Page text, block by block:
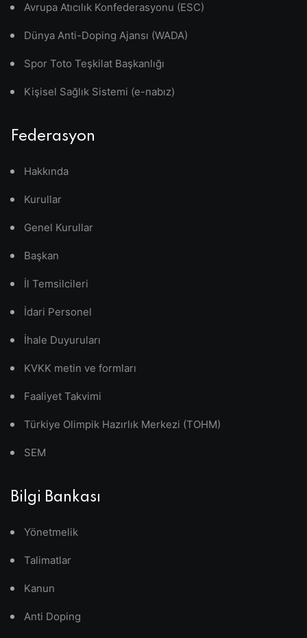
Avrupa Atıcılık Konfederasyonu (ESC)
Dünya Anti-Doping Ajansı (WADA)
Spor Toto Teşkilat Başkanlığı
Kişisel Sağlık Sistemi (e-nabız)
Federasyon
Hakkında
Kurullar
Genel Kurullar
Başkan
İl Temsilcileri
İdari Personel
İhale Duyuruları
KVKK metin ve formları
Faaliyet Takvimi
Türkiye Olimpik Hazırlık Merkezi (TOHM)
SEM
Bilgi Bankası
Yönetmelik
Talimatlar
Kanun
Anti Doping